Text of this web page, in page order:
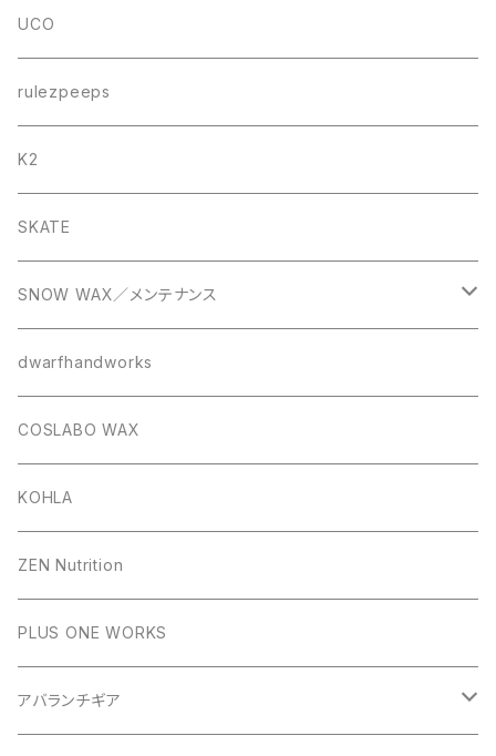
UCO
rulezpeeps
K2
SKATE
SNOW WAX／メンテナンス
Kissy mix snowsurf wax
dwarfhandworks
COSLABO WAX
KOHLA
ZEN Nutrition
PLUS ONE WORKS
アバランチギア